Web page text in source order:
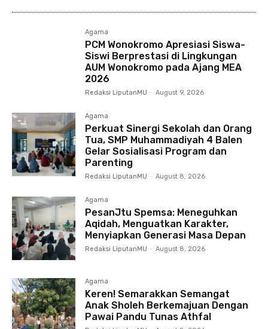
Agama
PCM Wonokromo Apresiasi Siswa-
Siswi Berprestasi di Lingkungan
AUM Wonokromo pada Ajang MEA
2026
Redaksi LiputanMU - August 9, 2026
Agama
Perkuat Sinergi Sekolah dan Orang
Tua, SMP Muhammadiyah 4 Balen
Gelar Sosialisasi Program dan
Parenting
Redaksi LiputanMU - August 8, 2026
Agama
PesanJtu Spemsa: Meneguhkan
Aqidah, Menguatkan Karakter,
Menyiapkan Generasi Masa Depan
Redaksi LiputanMU - August 8, 2026
Agama
Keren! Semarakkan Semangat
Anak Sholeh Berkemajuan Dengan
Pawai Pandu Tunas Athfal